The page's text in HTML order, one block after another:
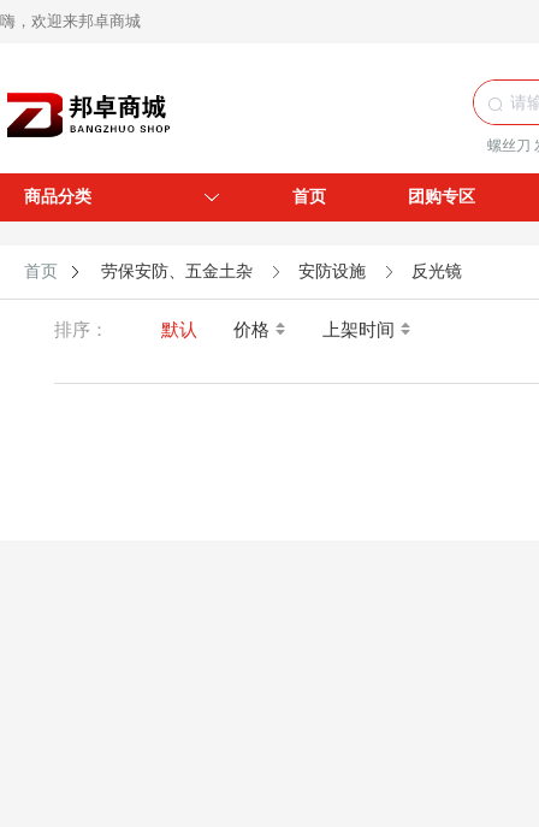
嗨，欢迎来邦卓商城
螺丝刀
商品分类 首页 团购专区
首页 劳保安防、五金土杂 安防设施 反光镜
排序： 默认 价格 上架时间